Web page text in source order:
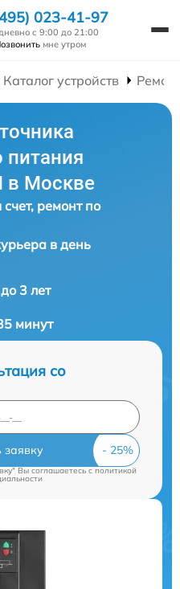
023-41-97
с 9:00 до 21:00
мне утром
Каталог устройств
питания
в Москве
ремонт по
в день
3 лет
минут
со
заявку
Вы соглашаетесь cполитикой